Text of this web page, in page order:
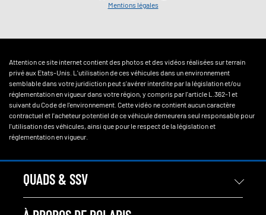
Mentions légales
Attention ce site internet contient des photos et des vidéos réalisées sur terrain
privé aux Etats-Unis. L'utilisation de ces véhicules dans un environnement
semblable dans votre juridiction peut s'avérer interdite par la législation et/ou
réglementation en vigueur dans votre région, y compris par l'article L.362-1 et
suivant du Code de l'environnement. Cette vidéo ne contient aucun caractère
contractuel et l'acheteur potentiel de ce véhicule demeurera seul responsable pour
l'utilisation des véhicules, ainsi que pour le respect de la législation et
réglementation en vigueur.
QUADS & SSV